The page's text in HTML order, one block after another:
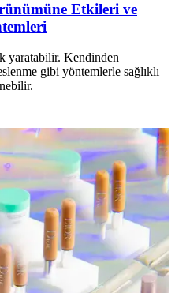
Etkileri ve
yaratabilir. Kendinden
gibi yöntemlerle sağlıklı